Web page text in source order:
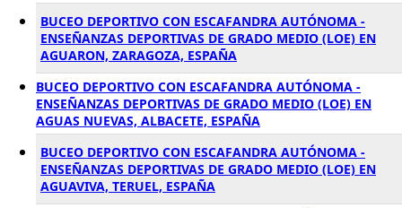
BUCEO DEPORTIVO CON ESCAFANDRA AUTÓNOMA -
ENSEÑANZAS DEPORTIVAS DE GRADO MEDIO (LOE) EN
AGUARON, ZARAGOZA, ESPAÑA
BUCEO DEPORTIVO CON ESCAFANDRA AUTÓNOMA -
ENSEÑANZAS DEPORTIVAS DE GRADO MEDIO (LOE) EN
AGUAS NUEVAS, ALBACETE, ESPAÑA
BUCEO DEPORTIVO CON ESCAFANDRA AUTÓNOMA -
ENSEÑANZAS DEPORTIVAS DE GRADO MEDIO (LOE) EN
AGUAVIVA, TERUEL, ESPAÑA